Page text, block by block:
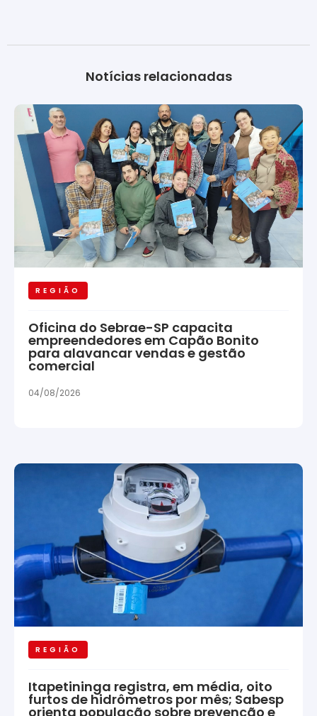
Notícias relacionadas
REGIÃO
Oficina do Sebrae-SP capacita
empreendedores em Capão Bonito
para alavancar vendas e gestão
comercial
04/08/2026
REGIÃO
Itapetininga registra, em média, oito
furtos de hidrômetros por mês; Sabesp
orienta população sobre prevenção e